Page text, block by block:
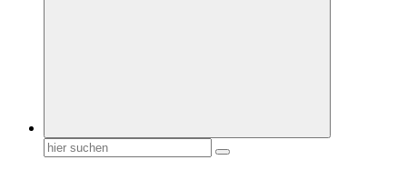
Suchen
nach: